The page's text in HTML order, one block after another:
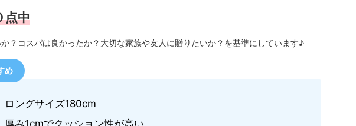
点中
か？コスパは良かったか？大切な家族や友人に贈りたいか？を基準にしています♪
め
ロングサイズ180cm
厚み1cmでクッション性が高い